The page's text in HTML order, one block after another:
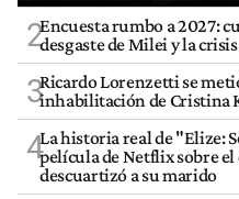
2Encuesta rumbo a 2027:
desgaste de Milei y la
3Ricardo Lorenzetti se
inhabilitación de Cristina
4La historia real de "Elize:
película de Netflix sobre el
descuartizó a su marido